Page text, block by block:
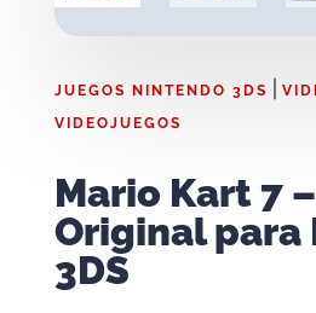
JUEGOS NINTENDO 3DS
VIDEOJUEGOS
Mario Kart 7
Original para
3DS